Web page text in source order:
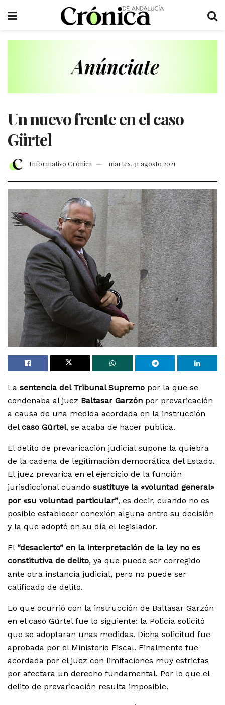
Un nuevo frente en el caso
Gürtel
Informativo Crónica martes, 31 agosto 2021
La sentencia del Tribunal Supremo por la que se
condenaba al juez Baltasar Garzón por prevaricación
a causa de una medida acordada en la instrucción
del caso Gürtel, se acaba de hacer publica.
El delito de prevaricación judicial supone la quiebra
de la cadena de legitimación democrática del Estado.
El juez prevarica en el ejercicio de la función
jurisdiccional cuando sustituye la «voluntad general»
por «su voluntad particular”, es decir, cuando no es
posible establecer conexión alguna entre su decisión
y la que adoptó en su día el legislador.
El “desacierto” en la interpretación de la ley no es
constitutiva de delito, ya que puede ser corregido
ante otra instancia judicial, pero no puede ser
calificado de delito.
Lo que ocurrió con la instrucción de Baltasar Garzón
en el caso Gürtel fue lo siguiente: la Policía solicitó
que se adoptaran unas medidas. Dicha solicitud fue
aprobada por el Ministerio Fiscal. Finalmente fue
acordada por el juez con limitaciones muy estrictas
por afectara un derecho fundamental. Por lo que el
delito de prevaricación resulta imposible.